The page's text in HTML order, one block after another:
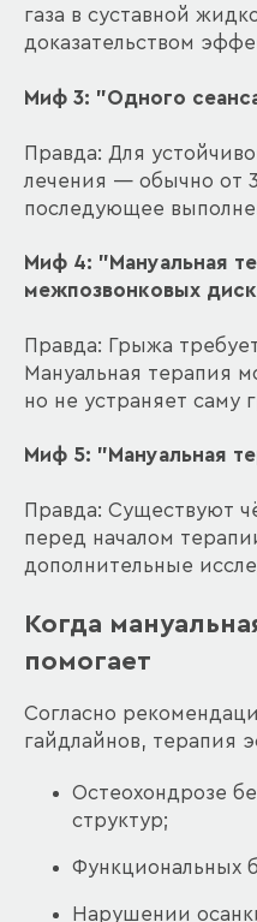
газа в суставной
доказательством
Миф 3: "Одного
Правда: Для
лечения — обычно от
последующее
Миф 4: "Мануальная
межпозвонковых
Правда: Грыжа
Мануальная терапия
но не устраняет саму
Миф 5: "Мануальная
Правда: Существуют
перед началом
дополнительные
Когда
помогает
Согласно
гайдлайнов, терапия
Остеохондрозе
структур;
Функциональных
Нарушении